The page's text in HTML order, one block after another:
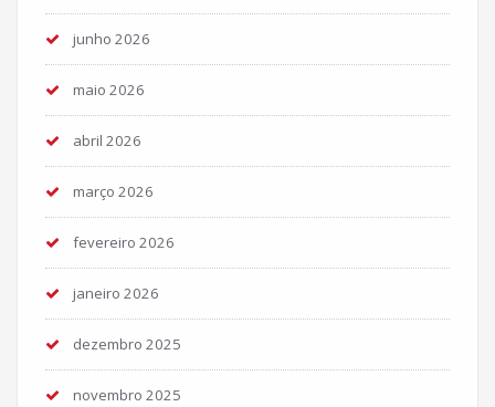
junho 2026
maio 2026
abril 2026
março 2026
fevereiro 2026
janeiro 2026
dezembro 2025
novembro 2025